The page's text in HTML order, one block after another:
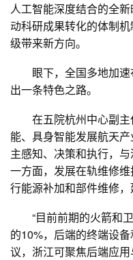
人工智能深度结合的全
动科研成果转化的体制
级带来新方向。
眼下，全国多地加速
出一条特色之路。
在五院杭州中心副主
能、具身智能发展航天
主感知、决策和执行，
一方面，发展在轨维修
行能源补加和部件维修，
“目前前期的火箭和卫
的10%，后端的终端设
议，浙江可聚焦后端应